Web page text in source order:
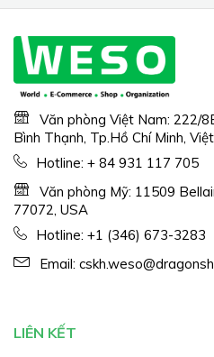
trời, nhà và ô tô
Văn phòng Việt Nam: 222/
Bình Thạnh, Tp.Hồ Chí Minh,
Hotline: + 84 931 117 705
Văn phòng Mỹ: 11509
77072, USA
Hotline: +1 (346) 673-3283
Email:
LIÊN KẾT